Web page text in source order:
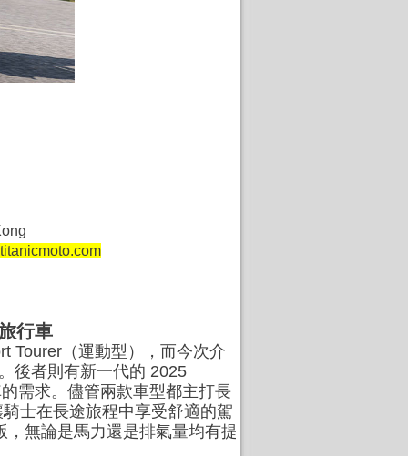
行車
Tourer（運動型），而今次介
後者則有新一代的 2025
需求。儘管兩款車型都主打長
士在長途旅程中享受舒適的駕
無論是馬力還是排氣量均有提